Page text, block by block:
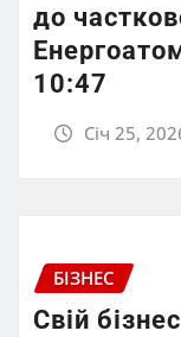
до
10:47
Січ 25,
БІЗНЕС
Свій